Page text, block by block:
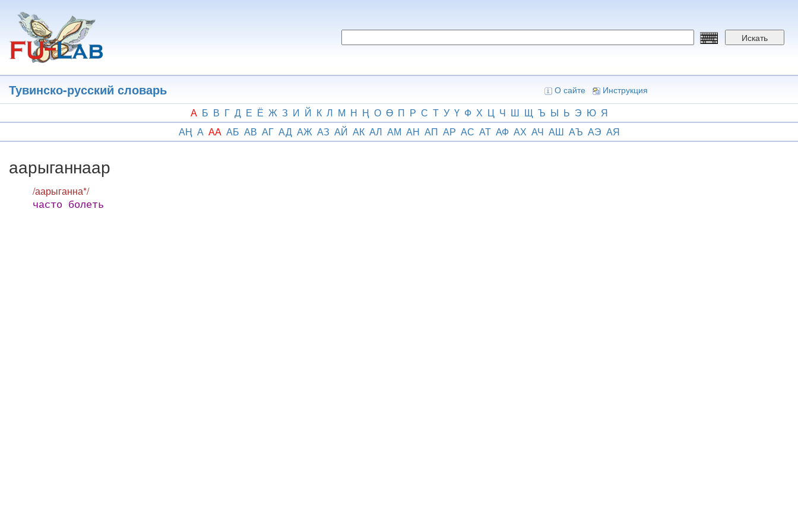
основному
содержанию
Искать
Тувинско-русский словарь О сайте Инструкция
А Б В Г Д Е Ё Ж З И Й К Л М Н Ң О Ө П Р С Т У Ү Ф Х Ц Ч Ш Щ Ъ Ы Ь Э Ю Я
АҢ А АА АБ АВ АГ АД АЖ АЗ АЙ АК АЛ АМ АН АП АР АС АТ АФ АХ АЧ АШ АЪ АЭ АЯ
аарыганнаар
/аарыганна*/
часто болеть